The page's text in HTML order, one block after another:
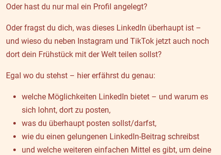
Oder hast du nur mal ein Profil angelegt?
Oder fragst du dich, was dieses LinkedIn überhaupt ist –
und wieso du neben Instagram und TikTok jetzt auch noch
dort dein Frühstück mit der Welt teilen sollst?
Egal wo du stehst – hier erfährst du genau:
welche Möglichkeiten LinkedIn bietet – und warum es
sich lohnt, dort zu posten,
was du überhaupt posten sollst/darfst,
wie du einen gelungenen LinkedIn-Beitrag schreibst
und welche weiteren einfachen Mittel es gibt, um deine